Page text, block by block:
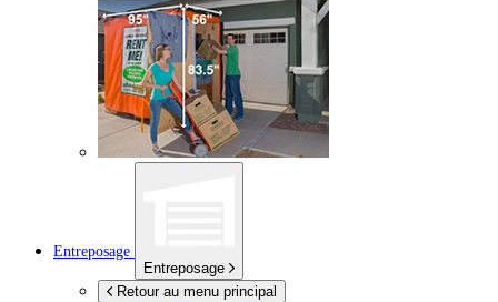
Entreposage
Entreposage
Retour au menu principal